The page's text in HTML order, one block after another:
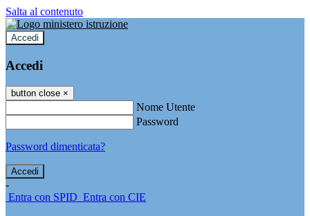
Salta al contenuto
Accedi
Accedi
button close ×
Nome Utente
Password
Password dimenticata?
-
Entra con SPID Entra con CIE